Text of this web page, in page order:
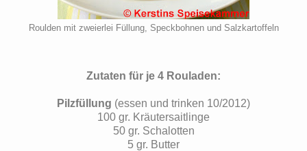
Roulden mit zweierlei Füllung, Speckbohnen und Salzkartoffeln
Zutaten für je 4 Rouladen:
Pilzfüllung (essen und trinken 10/2012)
100 gr. Kräutersaitlinge
50 gr. Schalotten
5 gr. Butter